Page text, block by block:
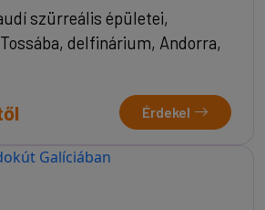
szürreális épületei,
delfinárium, Andorra,
Érdekel